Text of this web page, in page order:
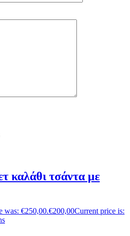
καλάθι τσάντα με
was: €250,00.€200,00Current price is: